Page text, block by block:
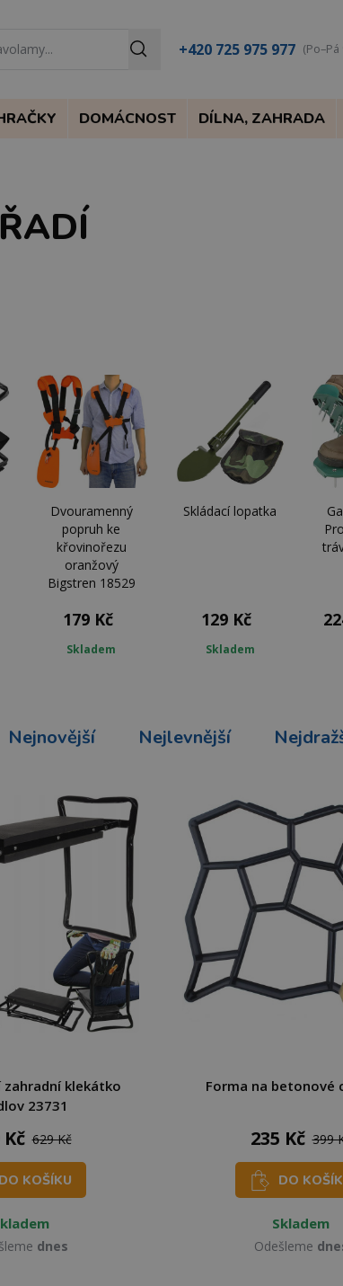
+420 725 975 977 (Po–Pá
DOMÁCNOST DÍLNA, ZAHRADA
Dvouramenný
popruh ke
křovinořezu
oranžový
Bigstren 18529
179 Kč
Skladem
Skládací lopatka
129 Kč
Skladem
Nejnovější Nejlevnější
klekátko
23731
629 Kč
DO KOŠÍKU
dnes
Forma na betonové
235 Kč 399
DO
Skladem
Odešleme